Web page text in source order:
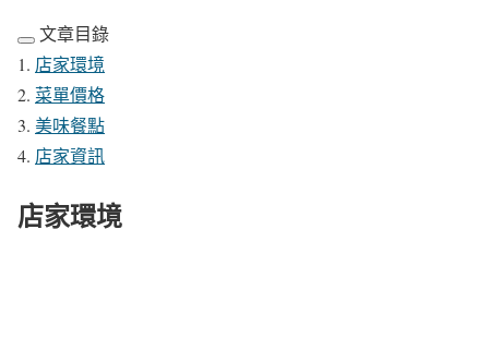
文章目錄
店家環境
菜單價格
美味餐點
店家資訊
店家環境